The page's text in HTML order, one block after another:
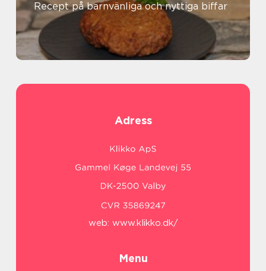
Recept på barnvänliga och nyttiga biffar
Adress
web: www.klikko.dk/
Menu